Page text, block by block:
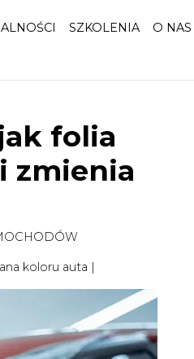
SZKOLENIA O NAS
folia
zmienia
koloru auta |